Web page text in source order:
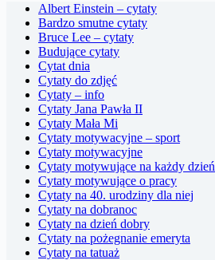
Albert Einstein – cytaty
Bardzo smutne cytaty
Bruce Lee – cytaty
Budujące cytaty
Cytat dnia
Cytaty do zdjęć
Cytaty – info
Cytaty Jana Pawła II
Cytaty Mała Mi
Cytaty motywacyjne – sport
Cytaty motywacyjne
Cytaty motywujące na każdy dzień
Cytaty motywujące o pracy
Cytaty na 40. urodziny dla niej
Cytaty na dobranoc
Cytaty na dzień dobry
Cytaty na pożegnanie emeryta
Cytaty na tatuaż